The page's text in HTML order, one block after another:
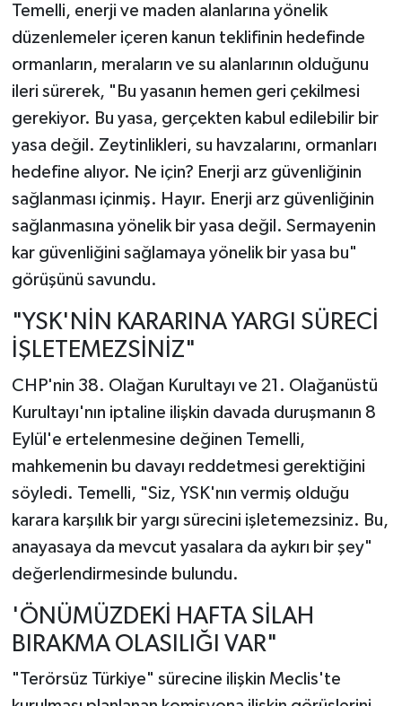
Temelli, enerji ve maden alanlarına yönelik
düzenlemeler içeren kanun teklifinin hedefinde
ormanların, meraların ve su alanlarının olduğunu
ileri sürerek, "Bu yasanın hemen geri çekilmesi
gerekiyor. Bu yasa, gerçekten kabul edilebilir bir
yasa değil. Zeytinlikleri, su havzalarını, ormanları
hedefine alıyor. Ne için? Enerji arz güvenliğinin
sağlanması içinmiş. Hayır. Enerji arz güvenliğinin
sağlanmasına yönelik bir yasa değil. Sermayenin
kar güvenliğini sağlamaya yönelik bir yasa bu"
görüşünü savundu.
"YSK'NİN KARARINA YARGI SÜRECİ
İŞLETEMEZSİNİZ"
CHP'nin 38. Olağan Kurultayı ve 21. Olağanüstü
Kurultayı'nın iptaline ilişkin davada duruşmanın 8
Eylül'e ertelenmesine değinen Temelli,
mahkemenin bu davayı reddetmesi gerektiğini
söyledi. Temelli, "Siz, YSK'nın vermiş olduğu
karara karşılık bir yargı sürecini işletemezsiniz. Bu,
anayasaya da mevcut yasalara da aykırı bir şey"
değerlendirmesinde bulundu.
'ÖNÜMÜZDEKİ HAFTA SİLAH
BIRAKMA OLASILIĞI VAR"
"Terörsüz Türkiye" sürecine ilişkin Meclis'te